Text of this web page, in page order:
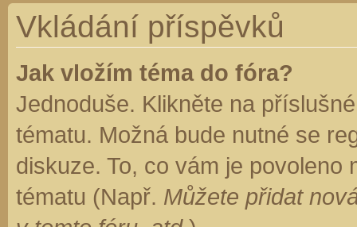
Vkládání příspěvků
Jak vložím téma do fóra?
Jednoduše. Klikněte na
tématu. Možná bude nutné se
diskuze. To, co vám je
tématu (Např. Můžete přidat